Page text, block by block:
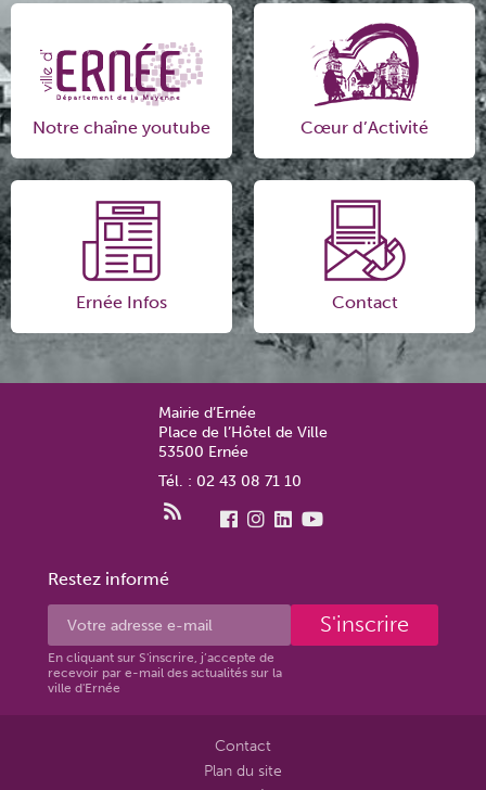
Notre chaîne youtube Cœur d’Activité
Ernée Infos Contact
Mairie d’Ernée
Place de l’Hôtel de Ville
53500 Ernée
Tél. : 02 43 08 71 10
Restez informé
En cliquant sur S'inscrire, j’accepte de
recevoir par e-mail des actualités sur la
ville d'Ernée
S'inscrire
Contact
Plan du site